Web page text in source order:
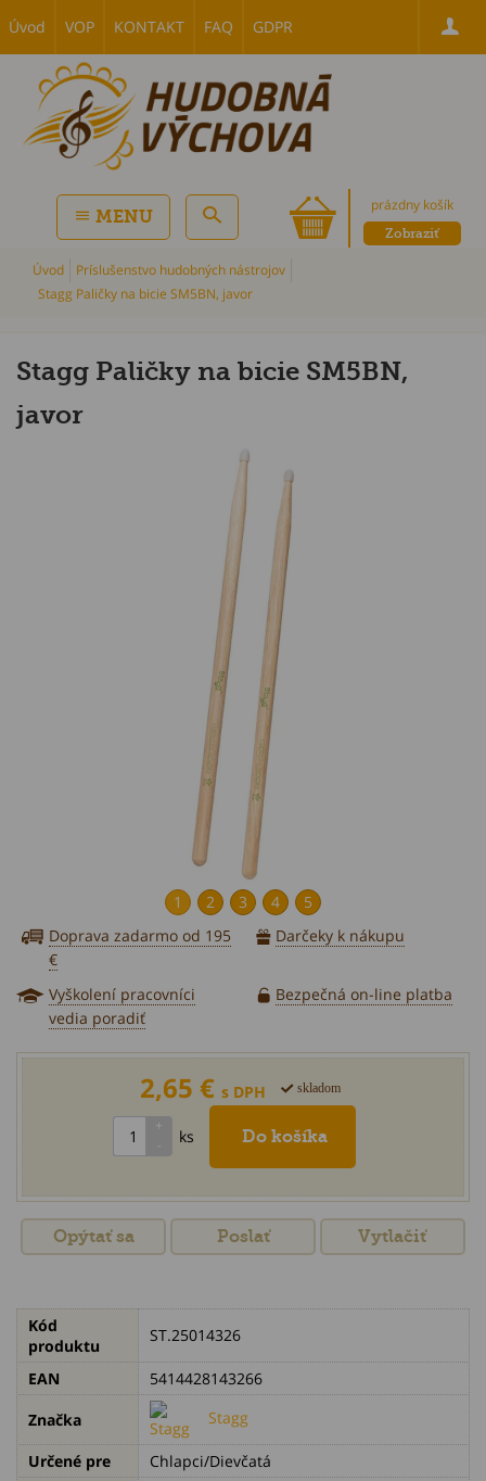
Úvod VOP KONTAKT FAQ GDPR
prázdny košík
Zobraziť
MENU
Úvod
Príslušenstvo hudobných nástrojov
Stagg Paličky na bicie SM5BN, javor
Stagg Paličky na bicie SM5BN,
javor
1 2 3 4
5
Doprava zadarmo od 195
€
Darčeky k nákupu
Vyškolení pracovníci
vedia poradiť
Bezpečná on-line platba
2,65 € s DPH skladom
ks
Opýtať sa Poslať Vytlačiť
Kód
produktu
ST.25014326
EAN
5414428143266
Značka
Stagg
Určené pre
Chlapci/Dievčatá